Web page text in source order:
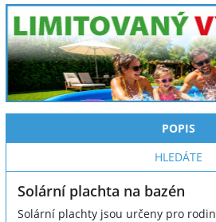
POPIS
HLEDÁTE
Solární plachta na bazén
Solární plachty jsou určeny pro